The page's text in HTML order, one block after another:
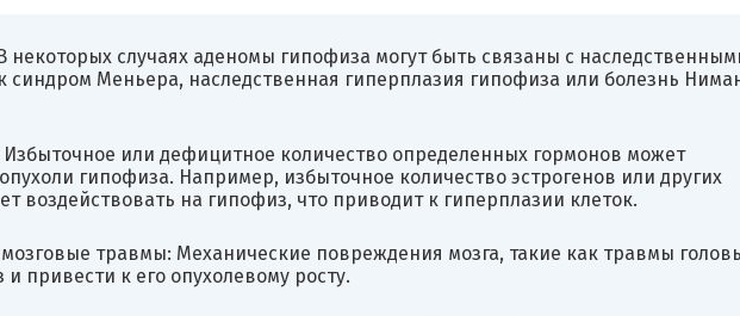
некоторых случаях аденомы гипофиза могут быть связаны с
синдром Меньера, наследственная гиперплазия гипофиза или болезнь
или дефицитное количество определенных гормонов может
гипофиза. Например, избыточное количество эстрогенов или других
воздействовать на гипофиз, что приводит к гиперплазии клеток.
травмы: Механические повреждения мозга, такие как травмы
привести к его опухолевому росту.